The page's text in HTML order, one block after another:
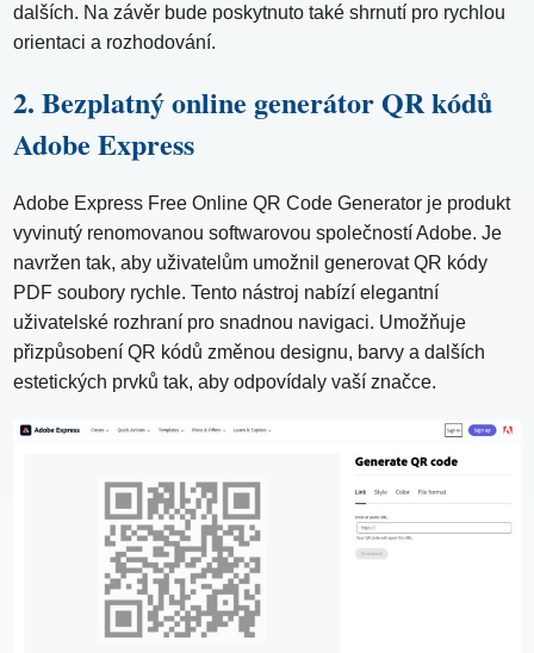
dalších. Na závěr bude poskytnuto také shrnutí pro rychlou
orientaci a rozhodování.
2. Bezplatný online generátor QR kódů
Adobe Express
Adobe Express Free Online QR Code Generator je produkt
vyvinutý renomovanou softwarovou společností Adobe. Je
navržen tak, aby uživatelům umožnil generovat QR kódy
PDF soubory rychle. Tento nástroj nabízí elegantní
uživatelské rozhraní pro snadnou navigaci. Umožňuje
přizpůsobení QR kódů změnou designu, barvy a dalších
estetických prvků tak, aby odpovídaly vaší značce.